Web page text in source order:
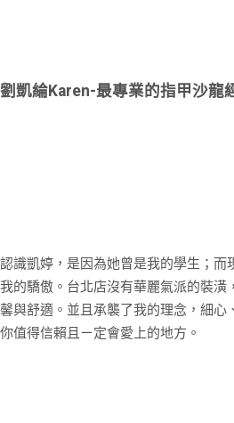
劉凱綸Karen-最專業的指甲沙龍
認識凱婷，是因為她曾是我的學生；而
我的驕傲。台北店沒有華麗氣派的裝潢
馨與舒適。並且承襲了我的理念，細心
你值得信賴且ㄧ定會愛上的地方。